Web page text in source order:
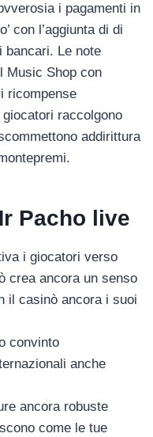
i pagamenti in
con l’aggiunta di di
bancari. Le note
Music Shop con
ricompense
raccolgono
addirittura
Pacho live
i giocatori verso
crea ancora un senso
il casinò ancora i suoi
convinto
anche
ancora robuste
come le tue